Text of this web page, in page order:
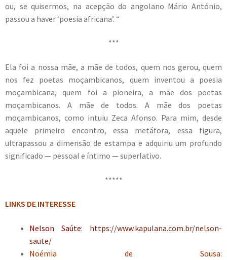
ou, se quisermos, na acepção do angolano Mário António,
passou a haver ‘poesia africana’. “
***
Ela foi a nossa mãe, a mãe de todos, quem nos gerou, quem
nos fez poetas moçambicanos, quem inventou a poesia
moçambicana, quem foi a pioneira, a mãe dos poetas
moçambicanos. A mãe de todos. A mãe dos poetas
moçambicanos, como intuiu Zeca Afonso. Para mim, desde
aquele primeiro encontro, essa metáfora, essa figura,
ultrapassou a dimensão de estampa e adquiriu um profundo
significado — pessoal e íntimo — superlativo.
*****
LINKS DE INTERESSE
Nelson Saúte:
https://www.kapulana.com.br/nelson-
saute/
Noémia de Sousa: